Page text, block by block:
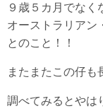
９歳５カ月でなく
オーストラリアン
とのこと！！
またまたこの仔も
調べてみるとやは